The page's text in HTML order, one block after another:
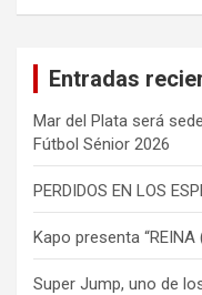
Entradas
Mar del Plata será
Fútbol Sénior 2026
PERDIDOS EN LOS
Kapo presenta “REINA
Super Jump, uno de